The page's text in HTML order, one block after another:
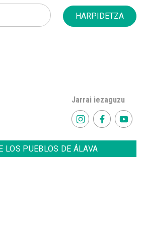
HARPIDETZA
Jarrai iezaguzu
LOS PUEBLOS DE ÁLAVA